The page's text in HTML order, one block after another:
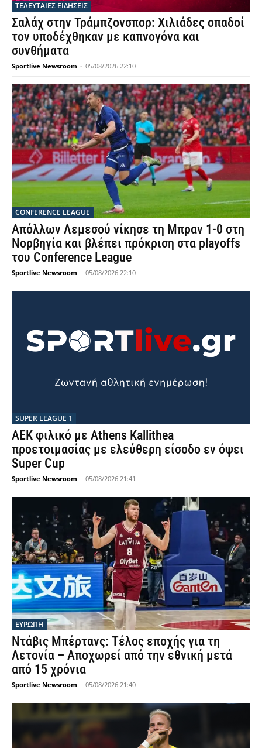
ΤΕΛΕΥΤΑΙΕΣ ΕΙΔΗΣΕΙΣ
Σαλάχ στην Τράμπζονσπορ: Χιλιάδες οπαδοί
τον υποδέχθηκαν με καπνογόνα και
συνθήματα
Sportlive Newsroom - 05/08/2026 22:10
CONFERENCE LEAGUE
Απόλλων Λεμεσού νίκησε τη Μπραν 1-0 στη
Νορβηγία και βλέπει πρόκριση στα playoffs
του Conference League
Sportlive Newsroom - 05/08/2026 22:10
SUPER LEAGUE 1
AEK φιλικό με Athens Kallithea
προετοιμασίας με ελεύθερη είσοδο εν όψει
Super Cup
Sportlive Newsroom - 05/08/2026 21:41
ΕΥΡΩΠΗ
Ντάβις Μπέρτανς: Τέλος εποχής για τη
Λετονία – Αποχωρεί από την εθνική μετά
από 15 χρόνια
Sportlive Newsroom - 05/08/2026 21:40